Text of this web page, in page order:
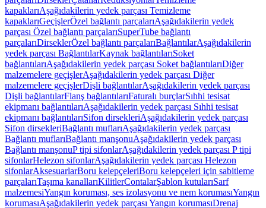
kapaklarıAşağıdakilerin yedek parçası Temizleme
kapaklarıGeçişlerÖzel bağlantı parçalarıAşağıdakilerin yedek
parçası Özel bağlantı parçalarıSuperTube bağlantı
parçalarıDirseklerÖzel bağlantı parçalarıBağlantılarAşağıdakilerin
yedek parçası BağlantılarKaynak bağlantılarıSoket
bağlantılarıAşağıdakilerin yedek parçası Soket bağlantılarıDiğer
malzemelere geçişlerAşağıdakilerin yedek parçası Diğer
malzemelere geçişlerDişli bağlantılarAşağıdakilerin yedek parçası
Dişli bağlantılarFlanş bağlantılarıFaturalı burçlarSıhhi tesisat
ekipmanı bağlantılarıAşağıdakilerin yedek parçası Sıhhi tesisat
ekipmanı bağlantılarıSifon dirsekleriAşağıdakilerin yedek parçası
Sifon dirsekleriBağlantı muflarıAşağıdakilerin yedek parçası
Bağlantı muflarıBağlantı manşonuAşağıdakilerin yedek parçası
Bağlantı manşonuP tipi sifonlarAşağıdakilerin yedek parçası P tipi
sifonlarHelezon sifonlarAşağıdakilerin yedek parçası Helezon
sifonlarAksesuarlarBoru kelepçeleriBoru kelepçeleri için sabitleme
parçalarıTaşıma kanallarıKilitlerContalarŞablon kutularıSarf
malzemesiYangın koruması, ses izolasyonu ve nem korumasıYangın
korumasıAşağıdakilerin yedek parçası Yangın korumasıDrenaj